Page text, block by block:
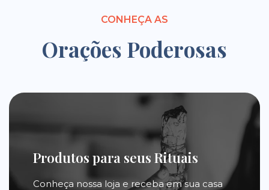
CONHEÇA AS
Orações Poderosas
Produtos para seus Rituais
Conheça nossa loja e receba em sua casa